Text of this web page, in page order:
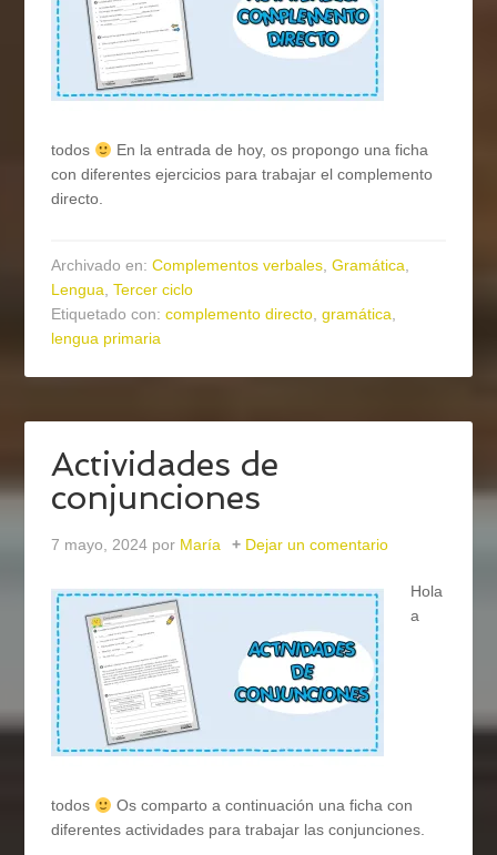
todos
En la entrada de hoy, os propongo una ficha
con diferentes ejercicios para trabajar el complemento
directo.
Archivado en:Complementos verbales,Gramática,
Lengua,Tercer ciclo
Etiquetado con:complemento directo,gramática,
lengua primaria
Actividades de
conjunciones
7 mayo, 2024 por María Dejar un comentario
Hola
a
todos
Os comparto a continuación una ficha con
diferentes actividades para trabajar las conjunciones.